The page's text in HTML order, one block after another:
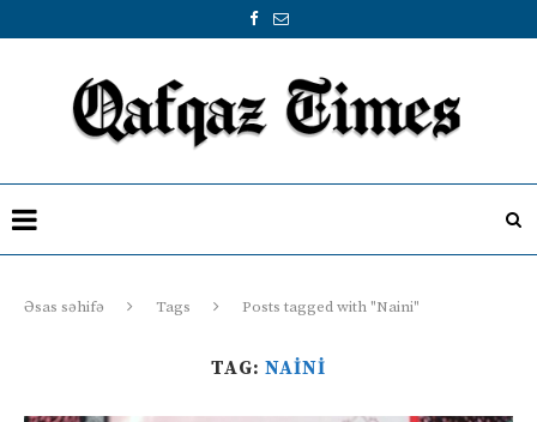
Əsas səhifə Tags Posts tagged with "Naini"
TAG: NAINI